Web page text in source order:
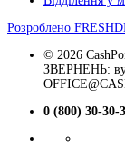
Розроблено
© 2026
ЗВЕРНЕНЬ:
0 (800) 30-30-